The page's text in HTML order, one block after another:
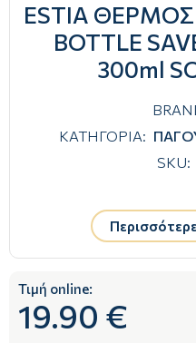
ESTIA ΘΕΡΜΟΣ
BOTTLE
300ml
ΚΑΤΗΓΟΡΙΑ:
SKU:
Τιμή online:
19.90 €